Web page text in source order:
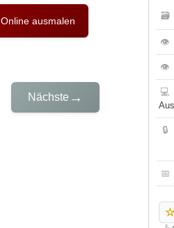
Online ausmalen
Nächste →
🗃
👁
👁
💻
🔒
📅